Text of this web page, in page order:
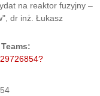
na reaktor fuzyjny –
dr inż. Łukasz